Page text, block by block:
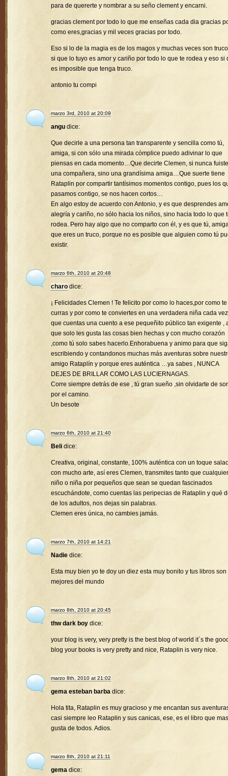
para de quererte y nombrar a su seño clement y encarni.
gracias clement por todo lo que me enseñas cada dia gracias
como eres,gracias y mil veces gracias por todo.
Eso si lo de la magia es de los magos y muchas veces son
si que lo tuyo es amor y cariño por todo lo que te rodea y eso si
es imposible que tenga truco.
antonio tu compi
marzo 3rd, 2010 at 20:09
angu dice:
Que decirle a una persona tan transparente y sencilla como tú,
amiga, si con sólo una mirada cómplice puedo adivinar lo que
piensas en cada momento…Que decirte Clemen, si nunca fuiste
una compañera, sino una grandísima amiga…Que suerte tiene
Rataplin por compartir tantísimos momentos contigo, pues los
pasamos contigo, se nos hacen cortos…
En algo estoy de acuerdo con Antonio, y es que desprendes
alegría y cariño, no sólo hacia los niños, sino hacia todo lo que
rodea. Pero hay algo que no comparto con él, y es que tú,
que eres un truco, porque no es posible que alguien como tú
existir.
marzo 6th, 2010 at 20:48
charo dice:
¡ Felicidades Clemen ! Te felicito por como lo haces,por como
curras y por como te conviertes en una verdadera niña cada vez
que cuentas una cuento a ese pequeñito público tan exigente ,
que solo les gusta las cosas bien hechas y con mucho corazón
,como tú solo sabes hacerlo.Enhorabuena y animo para que
escribiendo y contandonos muchas más aventuras sobre
amigo Rataplín y porque eres auténtica …ya sabes , NUNCA
DEJES DE BRILLAR COMO LAS LUCIERNAGAS.
Corre siempre detrás de ese , tú gran sueño ,sin olvidarte de
por el camino.
Un besote
marzo 6th, 2010 at 21:40
Beli dice:
Creativa, original, constante, 100% auténtica con un toque
con mucho arte, así eres Clemen, transmites tanto que cualquier
niño o niña por pequeños que sean se quedan fascinados
escuchándote, como cuentas las peripecias de Rataplin y qué
de los adultos, nos dejas sin palabras.
Clemen eres única, no cambies jamás.
marzo 7th, 2010 at 14:21
Nadie dice:
Esta muy bien yo te doy un diez esta muy bonito y tus libros son
mejores del mundo
marzo 8th, 2010 at 20:45
thw dark boy dice:
your blog is very, very pretty is the best blog of world it`s the
blog your books is very pretty and nice, Rataplin is very nice.
marzo 8th, 2010 at 21:02
gema esteban barba dice:
Hola tita, Rataplin es muy gracioso y me encantan sus
casi siempre leo Rataplin y sus canicas, ese, es el libro que
gusta de todos. Adios.
marzo 8th, 2010 at 21:11
gema dice: